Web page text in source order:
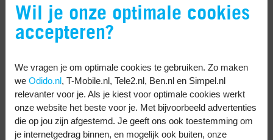
je daarna een andere app opent. De video
blijft zichtbaar. Oftewel: appen met
vrienden tijdens het series streamen.
Bijkomend voordeel: met Android 12 kun je
de video ook vergroten zonder naar volledig
scherm te gaan.
Wil je onze optimale cookies
accepteren?
We vragen je om optimale cookies te gebruiken. Zo maken
we Odido.nl, T-Mobile.nl, Tele2.nl, Ben.nl en Simpel.nl
relevanter voor je. Als je kiest voor optimale cookies werkt
onze website het beste voor je. Met bijvoorbeeld advertenties
die op jou zijn afgestemd. Je geeft ons ook toestemming om
je internetgedrag binnen, en mogelijk ook buiten, onze